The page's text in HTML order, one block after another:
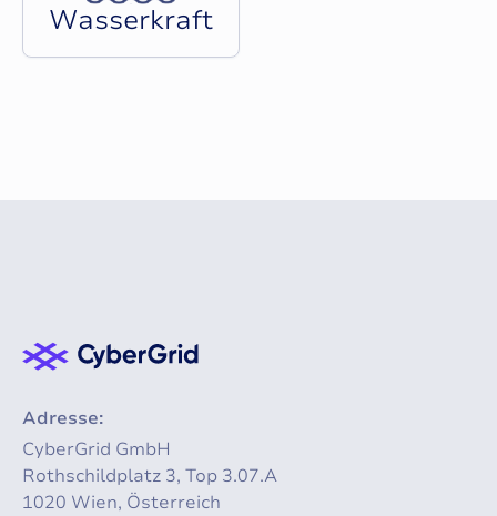
Wasserkraft
Adresse:
CyberGrid GmbH
Rothschildplatz 3, Top 3.07.A
1020 Wien, Österreich